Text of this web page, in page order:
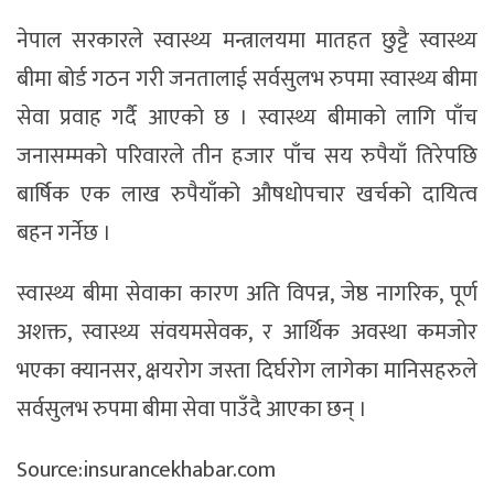
नेपाल सरकारले स्वास्थ्य मन्त्रालयमा मातहत छुट्टै स्वास्थ्य
बीमा बोर्ड गठन गरी जनतालाई सर्वसुलभ रुपमा स्वास्थ्य बीमा
सेवा प्रवाह गर्दै आएको छ । स्वास्थ्य बीमाको लागि पाँच
जनासम्मको परिवारले तीन हजार पाँच सय रुपैयाँ तिरेपछि
बार्षिक एक लाख रुपैयाँको औषधोपचार खर्चको दायित्व
बहन गर्नेछ ।
स्वास्थ्य बीमा सेवाका कारण अति विपन्न, जेष्ठ नागरिक, पूर्ण
अशक्त, स्वास्थ्य संवयमसेवक, र आर्थिक अवस्था कमजोर
भएका क्यानसर, क्षयरोग जस्ता दिर्घरोग लागेका मानिसहरुले
सर्वसुलभ रुपमा बीमा सेवा पाउँदै आएका छन् ।
Source:insurancekhabar.com